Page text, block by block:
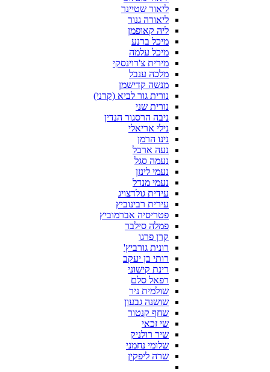
ליאור שטיינר
ליאורה גנור
ליה קאופמן
מיכל ברנע
מיכל עלמה
מירית צ'רוינסקי
מלכה ענבל
מנשה קדישמן
נורית גור לביא (קרני)
נורית שני
ניבה הרסגור הנדין
נילי אריאלי
נינו הרמן
נעה ארבל
נעמה סגל
נעמי לינזן
נעמי מנדל
עידית גולדצויג
עירית רבינוביץ
פטריסיה אברמוביץ
פמלה סילבר
קרן פרגו
רונית גורביץ'
רותי בן יעקב
רינת קישוני
רפאל סלם
שולמית ניר
שושנה גבעון
שחף קנטור
שי זכאי
שיר רולניק
שלומי נחמני
שרה ליפקין